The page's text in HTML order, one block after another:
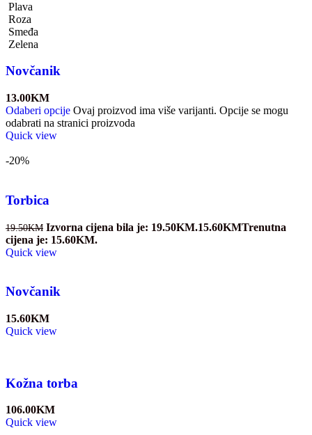
Plava
Roza
Smeđa
Zelena
Novčanik
13.00KM
Odaberi opcije Ovaj proizvod ima više varijanti. Opcije se mogu
odabrati na stranici proizvoda
Quick view
-20%
Torbica
19.50KM Izvorna cijena bila je: 19.50KM.15.60KMTrenutna
cijena je: 15.60KM.
Quick view
Novčanik
15.60KM
Quick view
Kožna torba
106.00KM
Quick view